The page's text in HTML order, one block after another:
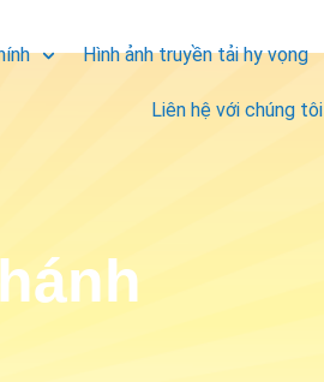
Hình ảnh truyền tải hy vọng
Liên hệ với chúng tôi